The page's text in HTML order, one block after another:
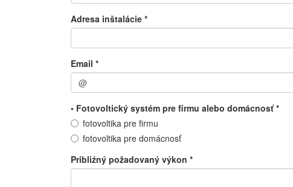
Adresa inštalácie *
Email *
• Fotovoltický systém pre firmu alebo domácnosť*
fotovoltika pre firmu
fotovoltika pre domácnosť
Pribliźný požadovaný výkon *